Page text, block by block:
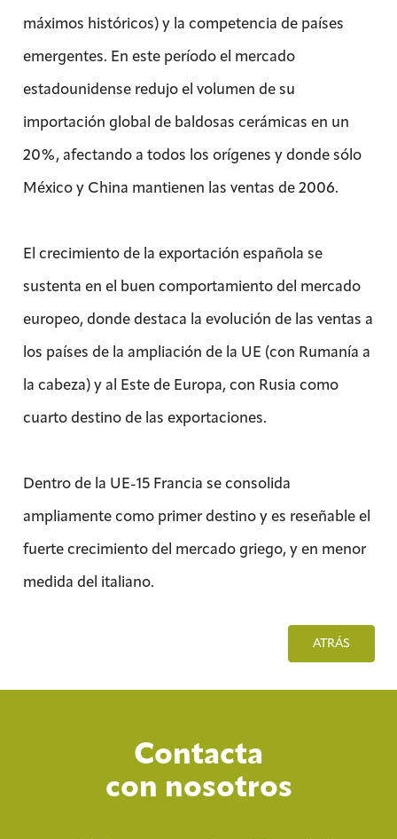
máximos históricos) y la competencia de países
emergentes. En este período el mercado
estadounidense redujo el volumen de su
importación global de baldosas cerámicas en un
20%, afectando a todos los orígenes y donde sólo
México y China mantienen las ventas de 2006.
El crecimiento de la exportación española se
sustenta en el buen comportamiento del mercado
europeo, donde destaca la evolución de las ventas a
los países de la ampliación de la UE (con Rumanía a
la cabeza) y al Este de Europa, con Rusia como
cuarto destino de las exportaciones.
Dentro de la UE-15 Francia se consolida
ampliamente como primer destino y es reseñable el
fuerte crecimiento del mercado griego, y en menor
medida del italiano.
ATRÁS
Contacta
con nosotros